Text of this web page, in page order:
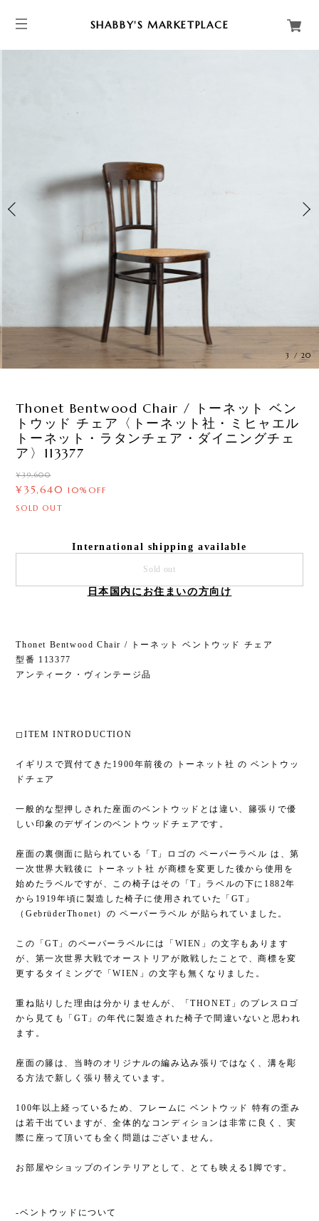
SHABBY'S MARKETPLACE
3 / 20
Thonet Bentwood Chair / トーネット ベン
トウッド チェア〈トーネット社・ミヒャエル
トーネット・ラタンチェア・ダイニングチェ
ア〉113377
¥39,600
¥35,640 10%OFF
SOLD OUT
International shipping available
Sold out
日本国内にお住まいの方向け
Thonet Bentwood Chair / トーネット ベントウッド チェア
型番 113377
アンティーク・ヴィンテージ品
◻︎ITEM INTRODUCTION
イギリスで買付てきた1900年前後の トーネット社 の ベントウッ
ドチェア
一般的な型押しされた座面のベントウッドとは違い、籐張りで優
しい印象のデザインのベントウッドチェアです。
座面の裏側面に貼られている「T」ロゴの ペーパーラベル は、第
一次世界大戦後に トーネット社 が商標を変更した後から使用を
始めたラベルですが、この椅子はその「T」ラベルの下に1882年
から1919年頃に製造した椅子に使用されていた「GT」
（GebrüderThonet）の ペーパーラベル が貼られていました。
この「GT」のペーパーラベルには「WIEN」の文字もあります
が、第一次世界大戦でオーストリアが敗戦したことで、商標を変
更するタイミングで「WIEN」の文字も無くなりました。
重ね貼りした理由は分かりませんが、「THONET」のプレスロゴ
から見ても「GT」の年代に製造された椅子で間違いないと思われ
ます。
座面の籐は、当時のオリジナルの編み込み張りではなく、溝を彫
る方法で新しく張り替えています。
100年以上経っているため、フレームに ベントウッド 特有の歪み
は若干出ていますが、全体的なコンディションは非常に良く、実
際に座って頂いても全く問題はございません。
お部屋やショップのインテリアとして、とても映える1脚です。
-ベントウッドについて